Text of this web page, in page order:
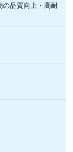
の品質向上・高耐